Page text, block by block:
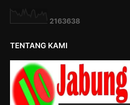
2163638
TENTANG KAMI